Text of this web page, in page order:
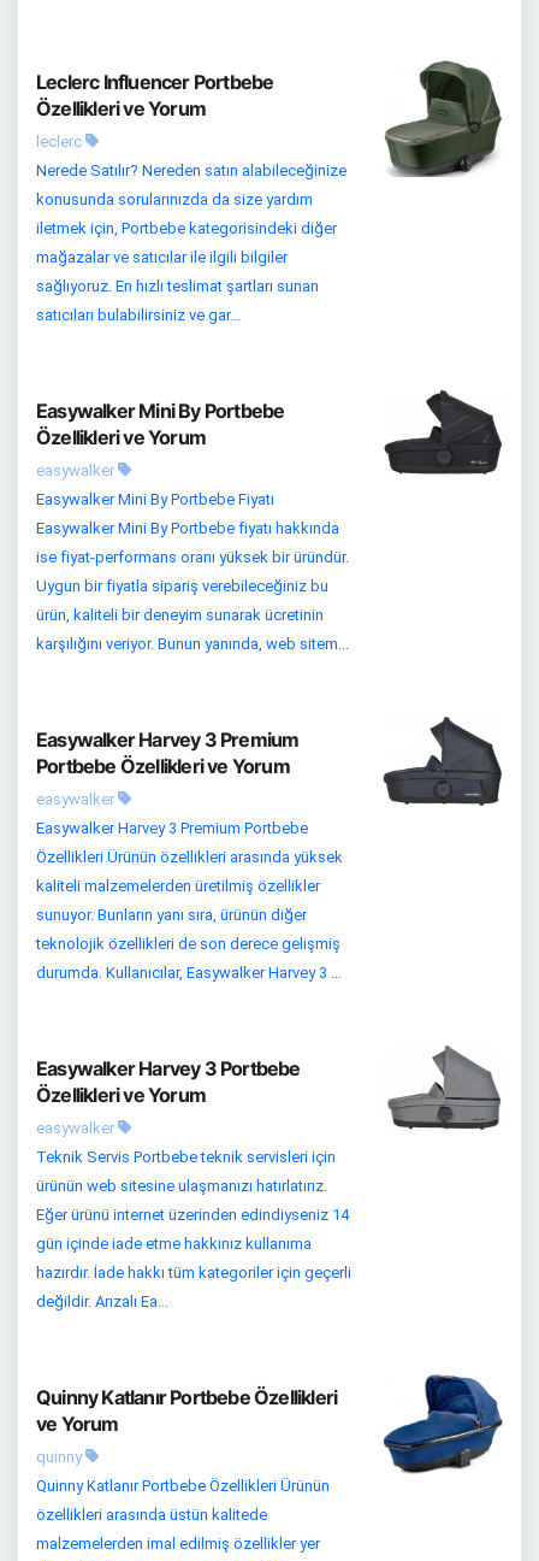
Leclerc Influencer Portbebe
Özellikleri ve Yorum
leclerc
Nerede Satılır? Nereden satın alabileceğinize
konusunda sorularınızda da size yardım
iletmek için, Portbebe kategorisindeki diğer
mağazalar ve satıcılar ile ilgili bilgiler
sağlıyoruz. En hızlı teslimat şartları sunan
satıcıları bulabilirsiniz ve gar...
Easywalker Mini By Portbebe
Özellikleri ve Yorum
easywalker
Easywalker Mini By Portbebe Fiyatı
Easywalker Mini By Portbebe fiyatı hakkında
ise fiyat-performans oranı yüksek bir üründür.
Uygun bir fiyatla sipariş verebileceğiniz bu
ürün, kaliteli bir deneyim sunarak ücretinin
karşılığını veriyor. Bunun yanında, web sitem...
Easywalker Harvey 3 Premium
Portbebe Özellikleri ve Yorum
easywalker
Easywalker Harvey 3 Premium Portbebe
Özellikleri Ürünün özellikleri arasında yüksek
kaliteli malzemelerden üretilmiş özellikler
sunuyor. Bunların yanı sıra, ürünün diğer
teknolojik özellikleri de son derece gelişmiş
durumda. Kullanıcılar, Easywalker Harvey 3 ...
Easywalker Harvey 3 Portbebe
Özellikleri ve Yorum
easywalker
Teknik Servis Portbebe teknik servisleri için
ürünün web sitesine ulaşmanızı hatırlatırız.
Eğer ürünü internet üzerinden edindiyseniz 14
gün içinde iade etme hakkınız kullanıma
hazırdır. İade hakkı tüm kategoriler için geçerli
değildir. Arızalı Ea...
Quinny Katlanır Portbebe Özellikleri
ve Yorum
quinny
Quinny Katlanır Portbebe Özellikleri Ürünün
özellikleri arasında üstün kalitede
malzemelerden imal edilmiş özellikler yer